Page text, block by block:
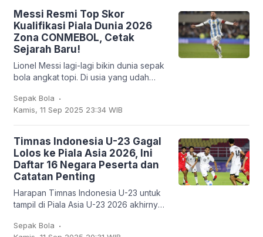
Messi Resmi Top Skor
Kualifikasi Piala Dunia 2026
Zona CONMEBOL, Cetak
Sejarah Baru!
Lionel Messi lagi-lagi bikin dunia sepak
bola angkat topi. Di usia yang udah
mencatatkan sejarah baru: untuk
pertama
Sepak Bola .
Kamis, 11 Sep 2025 23:34 WIB
Timnas Indonesia U-23 Gagal
Lolos ke Piala Asia 2026, Ini
Daftar 16 Negara Peserta dan
Catatan Penting
Harapan Timnas Indonesia U-23 untuk
tampil di Piala Asia U-23 2026 akhirnya
mampu finis sebagai runner-up Grup J
Sepak Bola .